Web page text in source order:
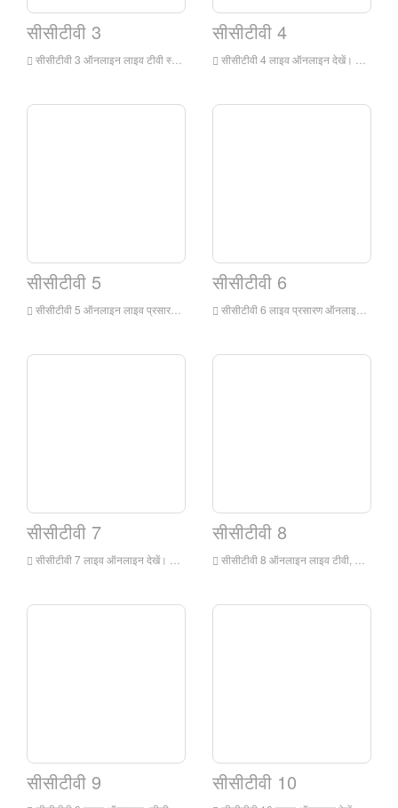
सीसीटीवी 3
सीसीटीवी 3 ऑनलाइन लाइव टीवी स्टेशन, सीसीटीवी 3 चैनल मुख्य रूप से चीन सेंट्रल टेलीविजन के स्वामित्व वाले मंदारिन प्रसारण में एक किस्म शो चैनल है। यह चैनल चीन के केंद्रीय टेलीविजन का एक पेशेवर चैनल मुख्य रूप से मनोरंजन कार्यक्रमों पर केंद्रित है। यह चैनल चीन केंद्रीय टेलीविजन विविधता चैनल का सबसे प्रभावशाली और पेशेवर चैनल है।
सीसीटीवी 4
सीसीटीवी 4 लाइव ऑनलाइन देखें। ऑनलाइन लाइव टीवी चैनल को समय-समय पर, उद्देश्य और गहराई से घरेलू और अंतरराष्ट्रीय समाचारों पर समाचार कार्यक्रमों, रिपोर्टिंग और टिप्पणी करने का प्रभुत्व है, जबकि मनोरंजन, शिक्षा और सूचना जैसे व्यापक सेवाओं के साथ दर्शकों को प्रदान करते हैं।
सीसीटीवी 5
सीसीटीवी 5 ऑनलाइन लाइव प्रसारण में कोई प्लग-इन नहीं है। सीसीटीवी 5 लाइव ब्रॉडकास्ट टीवी चैनल चीन में सबसे पुराना और सबसे बड़ा पेशेवर स्पोर्ट्स चैनल है जिसमें दुनिया की कई शीर्ष घटनाओं के लिए विशेष घरेलू रिपोर्टिंग अधिकार हैं।
सीसीटीवी 6
सीसीटीवी 6 लाइव प्रसारण ऑनलाइन है। मूवी चैनल ने 24 घंटे तक प्रसारण समय के साथ 9 चीनी और विदेशी फिल्मों और विभिन्न कार्टून, कला फिल्मों, वैज्ञानिक और शैक्षणिक फिल्मों, वृत्तचित्रों, फीचर फिल्मों आदि को प्रसारित किया।
सीसीटीवी 7
सीसीटीवी 7 लाइव ऑनलाइन देखें। सीसीटीवी 7 लाइव प्रसारण मूल रूप से चीन के केंद्रीय टेलीविजन के बच्चों, सैन्य, कृषि और विज्ञान और प्रौद्योगिकी चैनल था। यह चीन सेंट्रल टेलीविजन के स्वामित्व वाले मंदारिन में प्रसारित एक सार्वजनिक सेवा चैनल है।
सीसीटीवी 8
सीसीटीवी 8 ऑनलाइन लाइव टीवी, सीसीटीवी -8 दर्शकों के लिए टीवी नाटक कार्यक्रमों की एक विस्तृत श्रृंखला प्रदान करने के लिए, कई प्रकार, एकाधिक शैलियों और एकाधिक प्राप्त करने के लिए, दर्शकों के लिए टीवी नाटक कार्यक्रमों की एक विस्तृत श्रृंखला प्रदान करने के लिए स्थानीय और विदेशी, स्वयं निर्मित और खरीद में आत्म-निर्मित और खरीद को गोद लेता है पुनर्विक्रय के स्तर, सभी उम्र के लिए उपयुक्त परिष्कृत और लोकप्रिय दोनों।
सीसीटीवी 9 सीसीटीवी 10